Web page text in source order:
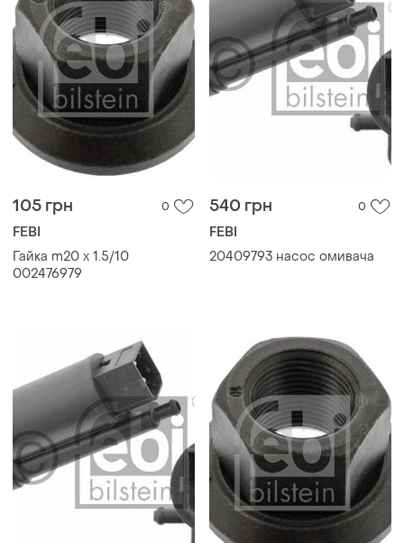
105 грн 0
FEBI
Гайка m20 x 1.5/10
002476979
540 грн 0
FEBI
20409793 насос омивача